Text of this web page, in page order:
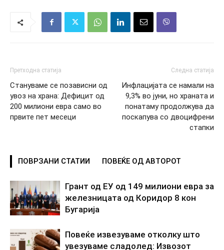
Претходна статија
Стануваме се позависни од
увоз на храна: Дефицит од
200 милиони евра само во
првите пет месеци
Следна статија
Инфлацијата се намали на
9,3% во јуни, но храната и
понатаму продолжува да
поскапува со двоцифрени
стапки
ПОВРЗАНИ СТАТИИ ПОВЕЌЕ ОД АВТОРОТ
Грант од ЕУ од 149 милиони евра за
железницата од Коридор 8 кон
Бугарија
Повеќе извезуваме отколку што
увезуваме сладолед: Извозот